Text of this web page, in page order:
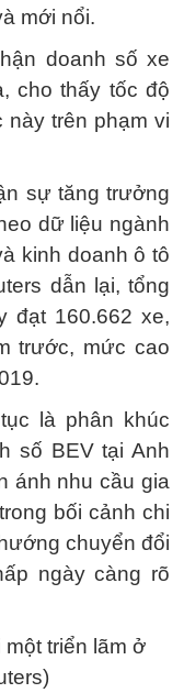
mới nổi.
doanh số xe
cho thấy tốc độ
này trên phạm vi
sự tăng trưởng
dữ liệu ngành
kinh doanh ô tô
dẫn lại, tổng
đạt 160.662 xe,
trước, mức cao
là phân khúc
số BEV tại Anh
ánh nhu cầu gia
bối cảnh chi
chuyển đổi
ngày càng rõ